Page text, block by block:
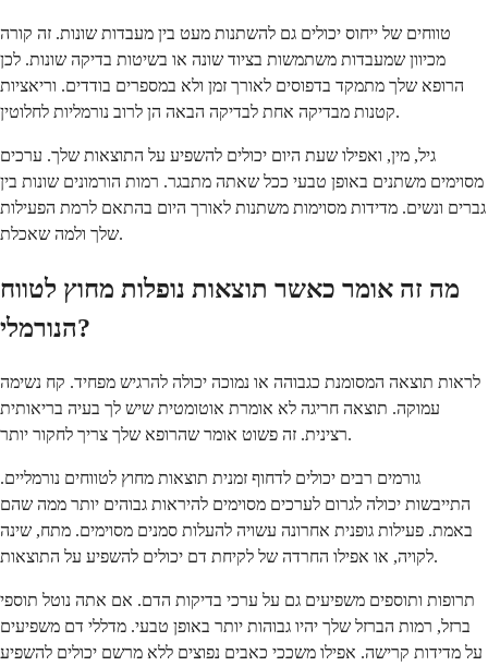
טווחים של ייחוס יכולים גם להשתנות מעט בין מעבדות שונות. זה קורה
מכיוון שמעבדות משתמשות בציוד שונה או בשיטות בדיקה שונות. לכן
הרופא שלך מתמקד בדפוסים לאורך זמן ולא במספרים בודדים. וריאציות
קטנות מבדיקה אחת לבדיקה הבאה הן לרוב נורמליות לחלוטין.
גיל, מין, ואפילו שעת היום יכולים להשפיע על התוצאות שלך. ערכים
מסוימים משתנים באופן טבעי ככל שאתה מתבגר. רמות הורמונים שונות בין
גברים ונשים. מדידות מסוימות משתנות לאורך היום בהתאם לרמת הפעילות
שלך ולמה שאכלת.
מה זה אומר כאשר תוצאות נופלות מחוץ לטווח
הנורמלי?
לראות תוצאה המסומנת כגבוהה או נמוכה יכולה להרגיש מפחיד. קח נשימה
עמוקה. תוצאה חריגה לא אומרת אוטומטית שיש לך בעיה בריאותית
רצינית. זה פשוט אומר שהרופא שלך צריך לחקור יותר.
גורמים רבים יכולים לדחוף זמנית תוצאות מחוץ לטווחים נורמליים.
התייבשות יכולה לגרום לערכים מסוימים להיראות גבוהים יותר ממה שהם
באמת. פעילות גופנית אחרונה עשויה להעלות סמנים מסוימים. מתח, שינה
לקויה, או אפילו החרדה של לקיחת דם יכולים להשפיע על התוצאות.
תרופות ותוספים משפיעים גם על ערכי בדיקות הדם. אם אתה נוטל תוספי
ברזל, רמות הברזל שלך יהיו גבוהות יותר באופן טבעי. מדללי דם משפיעים
על מדידות קרישה. אפילו משככי כאבים נפוצים ללא מרשם יכולים להשפיע